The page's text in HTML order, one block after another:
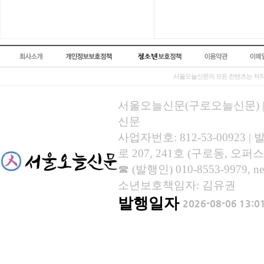
서울오늘신문의 모든 컨텐츠는 저
서울오늘신문(구로오늘신문)
신문
사업자번호: 812-53-00923 |
로 207, 241호 (구로동, 오퍼
☎ (발행인) 010-8553-9979,
소년보호책임자: 김유권
발행일자